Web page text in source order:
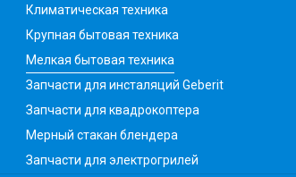
Климатическая техника
Крупная бытовая техника
Мелкая бытовая техника
Запчасти для инсталяций Geberit
Запчасти для квадрокоптера
Мерный стакан блендера
Запчасти для электрогрилей